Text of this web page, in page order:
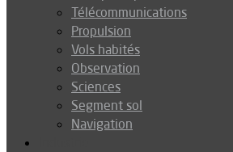
Télécommunications
Propulsion
Vols habités
Observation
Sciences
Segment sol
Navigation